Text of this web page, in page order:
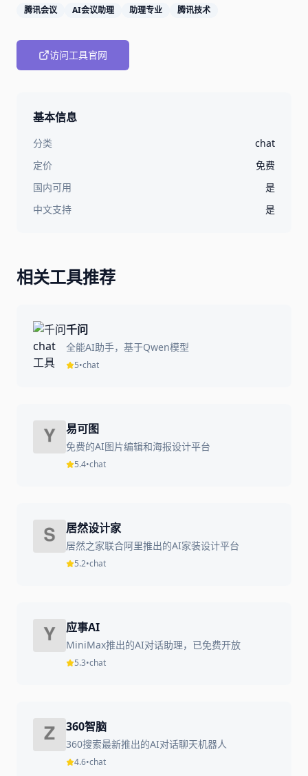
腾讯会议 AI会议助理 助理专业 腾讯技术
访问工具官网
基本信息
分类
chat
定价
免费
国内可用
是
中文支持
是
相关工具推荐
千问
全能AI助手，基于Qwen模型
5•chat
易可图
免费的AI图片编辑和海报设计平台
5.4•chat
居然设计家
居然之家联合阿里推出的AI家装设计平台
5.2•chat
应事AI
MiniMax推出的AI对话助理，已免费开放
5.3•chat
360智脑
360搜索最新推出的AI对话聊天机器人
4.6•chat